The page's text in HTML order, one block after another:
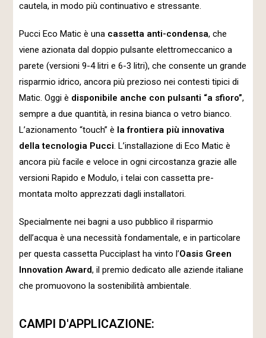
cautela, in modo più continuativo e stressante.
Pucci Eco Matic è una cassetta anti-condensa, che
viene azionata dal doppio pulsante elettromeccanico a
parete (versioni 9-4 litri e 6-3 litri), che consente un grande
risparmio idrico, ancora più prezioso nei contesti tipici di
Matic. Oggi è disponibile anche con pulsanti “a sfioro”,
sempre a due quantità, in resina bianca o vetro bianco.
L’azionamento “touch” è la frontiera più innovativa
della tecnologia Pucci. L’installazione di Eco Matic è
ancora più facile e veloce in ogni circostanza grazie alle
versioni Rapido e Modulo, i telai con cassetta pre-
montata molto apprezzati dagli installatori.
Specialmente nei bagni a uso pubblico il risparmio
dell’acqua è una necessità fondamentale, e in particolare
per questa cassetta Pucciplast ha vinto l’Oasis Green
Innovation Award, il premio dedicato alle aziende italiane
che promuovono la sostenibilità ambientale.
CAMPI D'APPLICAZIONE: